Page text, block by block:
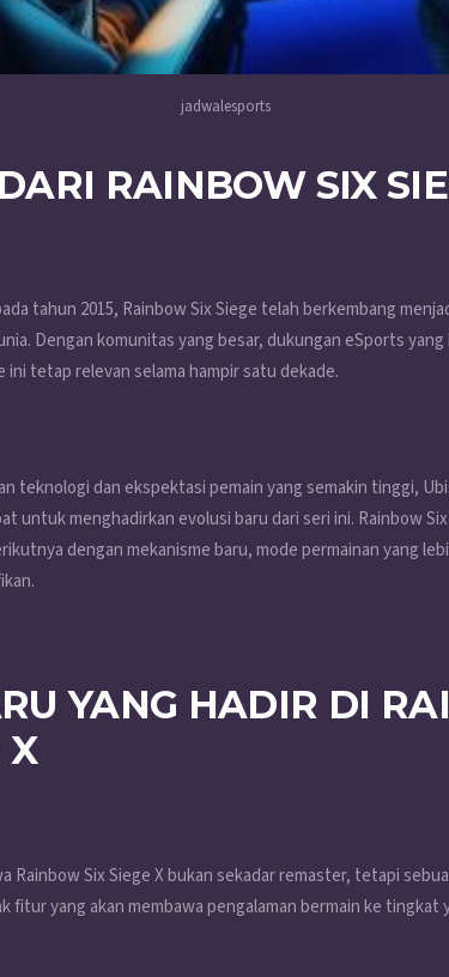
jadwalesports
RAINBOW SIX
tahun 2015, Rainbow Six Siege telah berkembang
Dengan komunitas yang besar, dukungan eSports
ini tetap relevan selama hampir satu dekade.
teknologi dan ekspektasi pemain yang semakin tinggi,
untuk menghadirkan evolusi baru dari seri ini. Rainbow
dengan mekanisme baru, mode permainan yang
YANG HADIR DI
X
Rainbow Six Siege X bukan sekadar remaster, tetapi
fitur yang akan membawa pengalaman bermain ke tingkat